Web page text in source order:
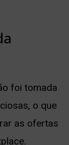
foi tomada
o que
as ofertas